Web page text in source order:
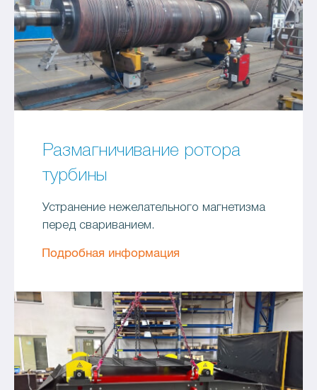
Размагничивание ротора
турбины
Устранение нежелательного магнетизма
перед свариванием.
Подробная информация